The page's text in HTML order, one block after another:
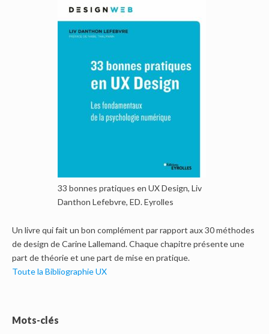
33 bonnes pratiques en UX Design, Liv
Danthon Lefebvre, ED. Eyrolles
Un livre qui fait un bon complément par rapport aux 30 méthodes
de design de Carine Lallemand. Chaque chapitre présente une
part de théorie et une part de mise en pratique.
Toute la Bibliographie UX
Mots-clés